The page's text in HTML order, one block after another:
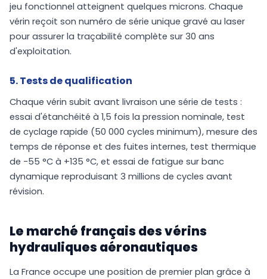
jeu fonctionnel atteignent quelques microns. Chaque
vérin reçoit son numéro de série unique gravé au laser
pour assurer la traçabilité complète sur 30 ans
d'exploitation.
5. Tests de qualification
Chaque vérin subit avant livraison une série de tests :
essai d'étanchéité à 1,5 fois la pression nominale, test
de cyclage rapide (50 000 cycles minimum), mesure des
temps de réponse et des fuites internes, test thermique
de -55 °C à +135 °C, et essai de fatigue sur banc
dynamique reproduisant 3 millions de cycles avant
révision.
Le marché français des vérins
hydrauliques aéronautiques
La France occupe une position de premier plan grâce à